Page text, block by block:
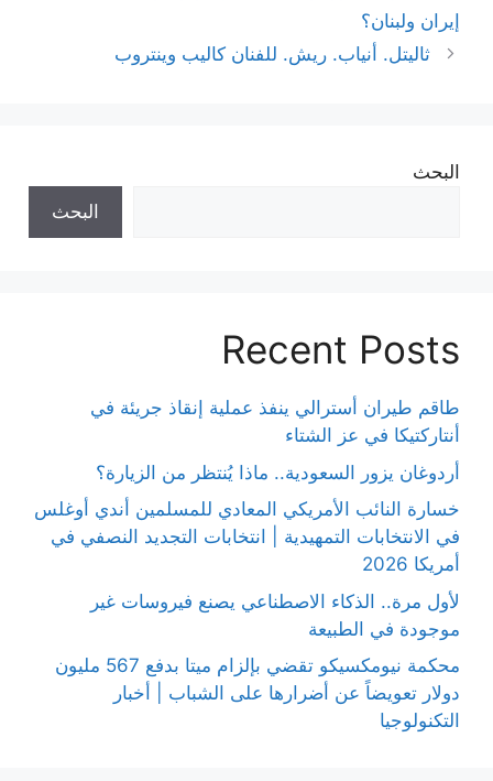
إيران ولبنان؟
ثاليتل. أنياب. ريش. للفنان كاليب وينتروب
البحث
البحث
Recent Posts
طاقم طيران أسترالي ينفذ عملية إنقاذ جريئة في
أنتاركتيكا في عز الشتاء
أردوغان يزور السعودية.. ماذا يُنتظر من الزيارة؟
خسارة النائب الأمريكي المعادي للمسلمين أندي أوغلس
في الانتخابات التمهيدية | انتخابات التجديد النصفي في
أمريكا 2026
لأول مرة.. الذكاء الاصطناعي يصنع فيروسات غير
موجودة في الطبيعة
محكمة نيومكسيكو تقضي بإلزام ميتا بدفع 567 مليون
دولار تعويضاً عن أضرارها على الشباب | أخبار
التكنولوجيا